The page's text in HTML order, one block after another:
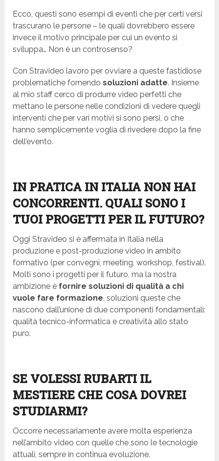
Ecco, questi sono esempi di eventi che per certi versi
trascurano le persone – le quali dovrebbero essere
invece il motivo principale per cui un evento si
sviluppa… Non è un controsenso?
Con Stravideo lavoro per ovviare a queste fastidiose
problematiche fornendosoluzioni adatte. Insieme
al mio staff cerco di produrre video perfetti che
mettano le persone nelle condizioni di vedere quegli
interventi che per vari motivi si sono persi, o che
hanno semplicemente voglia di rivedere dopo la fine
dell’evento.
IN PRATICA IN ITALIA NON HAI
CONCORRENTI. QUALI SONO I
TUOI PROGETTI PER IL FUTURO?
Oggi Stravideo si è affermata in Italia nella
produzione e post-produzione video in ambito
formativo (per convegni, meeting, workshop, festival).
Molti sono i progetti per il futuro, ma la nostra
ambizione è fornire soluzioni di qualità a chi
vuole fare formazione, soluzioni queste che
nascono dall’unione di due componenti fondamentali:
qualità tecnico-informatica e creatività allo stato
puro.
SE VOLESSI RUBARTI IL
MESTIERE CHE COSA DOVREI
STUDIARMI?
Occorre necessariamente avere molta esperienza
nell’ambito video con quelle che sono le tecnologie
attuali, sempre in continua evoluzione.